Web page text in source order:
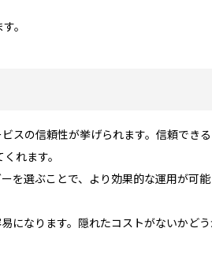
。
の信頼性が挙げられます。信頼できる
れます。
を選ぶことで、より効果的な運用が可
になります。隠れたコストがないかど